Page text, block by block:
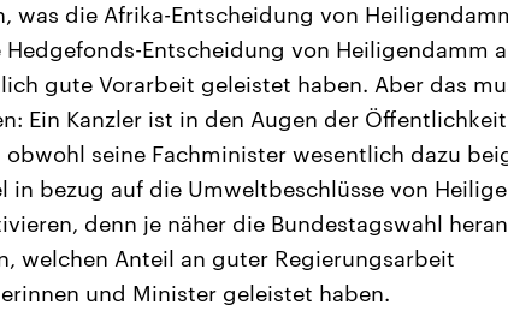
was die Afrika-Entscheidung von
Entscheidung von Heiligendamm
gute Vorarbeit geleistet haben. Aber das
Ein Kanzler ist in den Augen der
seine Fachminister wesentlich dazu
in bezug auf die Umweltbeschlüsse von
denn je näher die Bundestagswahl
welchen Anteil an guter Regierungsarbeit
und Minister geleistet haben.